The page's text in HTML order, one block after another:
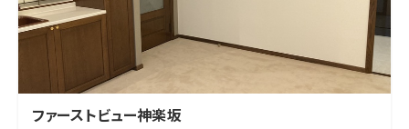
ファーストビュー神楽坂